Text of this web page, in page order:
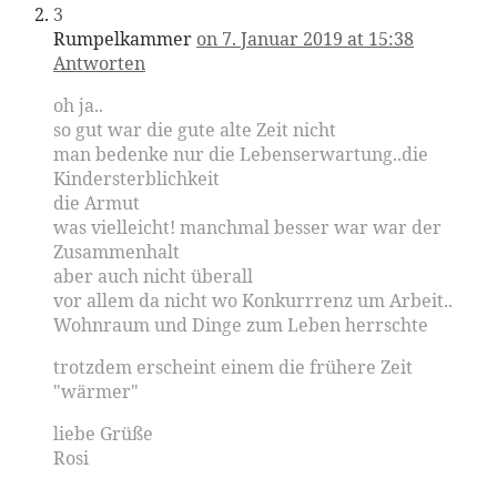
3
Rumpelkammer on 7. Januar 2019 at 15:38
Antworten
oh ja..
so gut war die gute alte Zeit nicht
man bedenke nur die Lebenserwartung..die
Kindersterblichkeit
die Armut
was vielleicht! manchmal besser war war der
Zusammenhalt
aber auch nicht überall
vor allem da nicht wo Konkurrrenz um Arbeit..
Wohnraum und Dinge zum Leben herrschte
trotzdem erscheint einem die frühere Zeit
"wärmer"
liebe Grüße
Rosi